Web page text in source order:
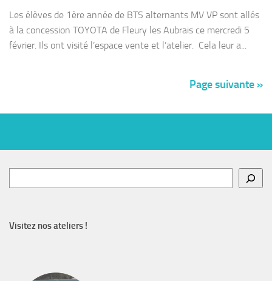
Les élèves de 1ère année de BTS alternants MV VP sont allés
à la concession TOYOTA de Fleury les Aubrais ce mercredi 5
février. Ils ont visité l’espace vente et l’atelier. Cela leur a...
Page suivante »
Visitez nos ateliers !